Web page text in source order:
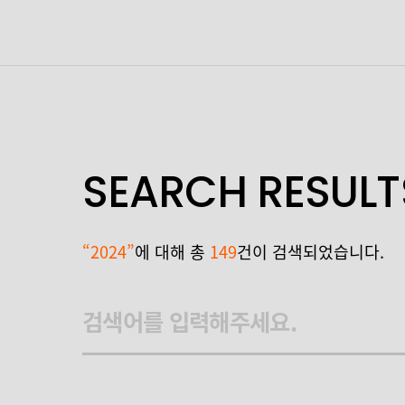
SEARCH
“2024”에 대해 총 149건이 검색되었습니다.
검색어를 입력해주세요.